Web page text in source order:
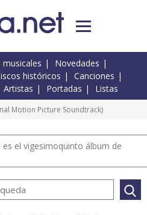
Novedades
históricos
Canciones
Artistas Portadas Listas
Motion Picture Soundtrack)
el vigesimoquinto álbum de